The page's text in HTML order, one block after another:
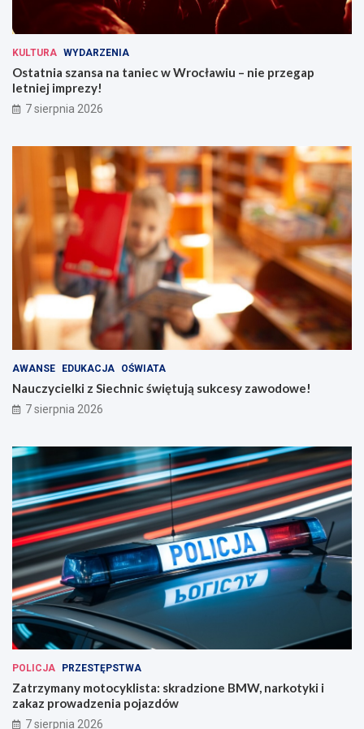
KULTURA WYDARZENIA
Ostatnia szansa na taniec w Wrocławiu – nie przegap
letniej imprezy!
7 sierpnia 2026
AWANSE EDUKACJA OŚWIATA
Nauczycielki z Siechnic świętują sukcesy zawodowe!
7 sierpnia 2026
POLICJA PRZESTĘPSTWA
Zatrzymany motocyklista: skradzione BMW, narkotyki i
zakaz prowadzenia pojazdów
7 sierpnia 2026